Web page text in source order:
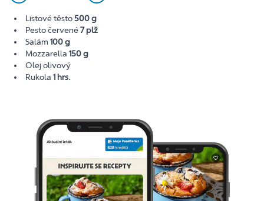
Listové těsto500 g
Pesto červené7 plž
Salám 100 g
Mozzarella 150 g
Olej olivový
Rukola 1 hrs.